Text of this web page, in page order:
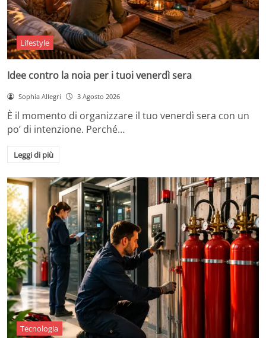
Lifestyle
Idee contro la noia per i tuoi venerdì sera
Sophia Allegri 3 Agosto 2026
È il momento di organizzare il tuo venerdì sera con un
po’ di intenzione. Perché…
Leggi di più
Tecnologia